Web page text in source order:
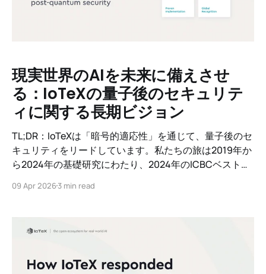
現実世界のAIを未来に備えさせ
る：IoTeXの量子後のセキュリテ
ィに関する長期ビジョン
TL;DR：IoTeXは「暗号的適応性」を通じて、量子後のセ
キュリティをリードしています。私たちの旅は2019年か
ら2024年の基礎研究にわたり、2024年のICBCベストペ
ETSI/IQC 2026で発表するに至ります。SPPウォレット
性の提供に移行しています。
09 Apr 20263 min read